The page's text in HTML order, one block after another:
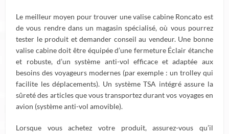
Le meilleur moyen pour trouver une valise cabine Roncato est
de vous rendre dans un magasin spécialisé, où vous pourrez
tester le produit et demander conseil au vendeur. Une bonne
valise cabine doit être équipée d’une fermeture Éclair étanche
et robuste, d’un système anti-vol efficace et adaptée aux
besoins des voyageurs modernes (par exemple : un trolley qui
facilite les déplacements). Un système TSA intégré assure la
sûreté des articles que vous transportez durant vos voyages en
avion (système anti-vol amovible).
Lorsque vous achetez votre produit, assurez-vous qu’il